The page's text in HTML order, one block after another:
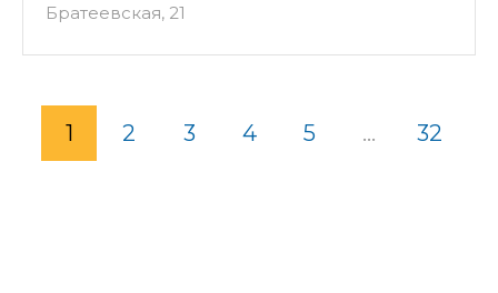
Братеевская, 21
1 2 3 4 5 ... 32